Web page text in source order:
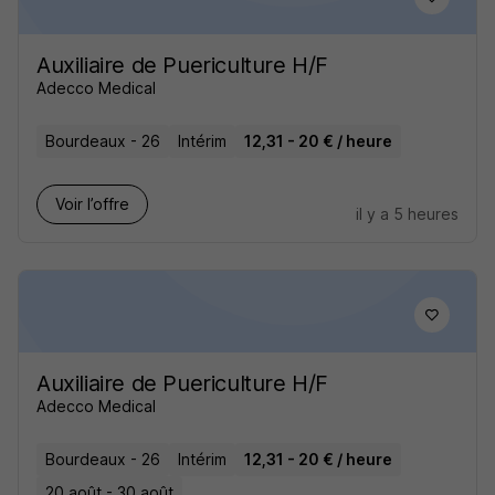
Auxiliaire de Puericulture H/F
Adecco Medical
Bourdeaux - 26 Intérim 12,31 - 20 € / heure
Voir l’offre
il y a 5 heures
Auxiliaire de Puericulture H/F
Adecco Medical
Bourdeaux - 26 Intérim
12,31 - 20 € / heure